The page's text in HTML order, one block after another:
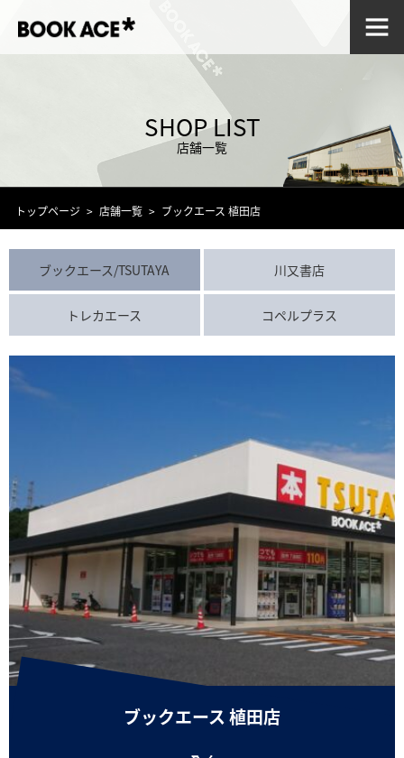
SHOP LIST
店舗一覧
トップページ 店舗一覧 ブックエース 植田店
ブックエース/TSUTAYA 川又書店
トレカエース コペルプラス
ブックエース 植田店